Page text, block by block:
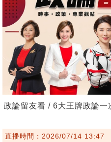
政論留友看 / 6大王牌政論一
直播時間：2026/07/14 13:47